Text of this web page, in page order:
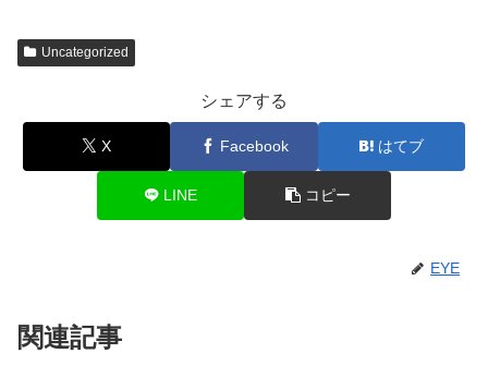
Uncategorized
シェアする
X Facebook はてブ
LINE コピー
EYE
関連記事